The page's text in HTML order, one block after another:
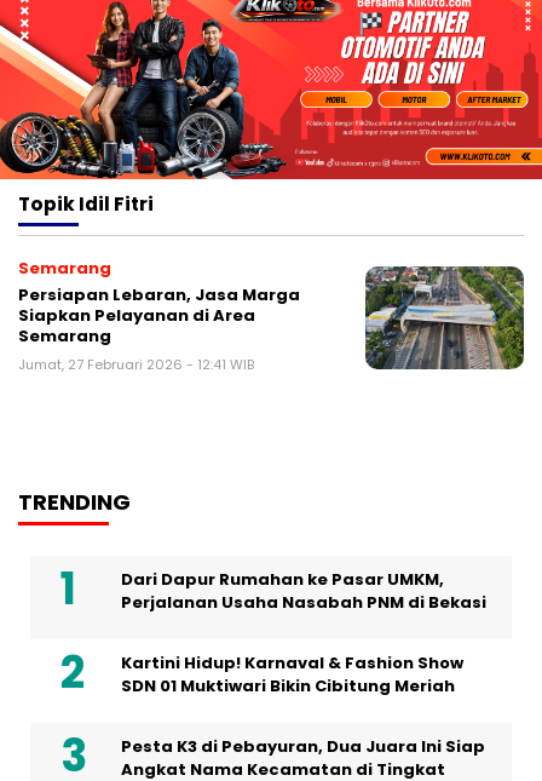
TopikIdil Fitri
Semarang
Persiapan Lebaran, Jasa Marga
Siapkan Pelayanan di Area
Semarang
Jumat, 27 Februari 2026 - 12:41 WIB
TRENDING
Dari Dapur Rumahan ke Pasar UMKM,
Perjalanan Usaha Nasabah PNM di Bekasi
Kartini Hidup! Karnaval & Fashion Show
SDN 01 Muktiwari Bikin Cibitung Meriah
Pesta K3 di Pebayuran, Dua Juara Ini Siap
Angkat Nama Kecamatan di Tingkat